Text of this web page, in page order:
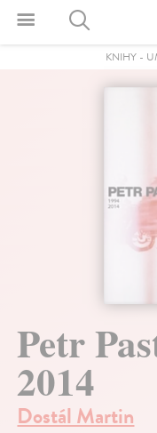
KNIHY-
Petr
2014
Dostál Martin